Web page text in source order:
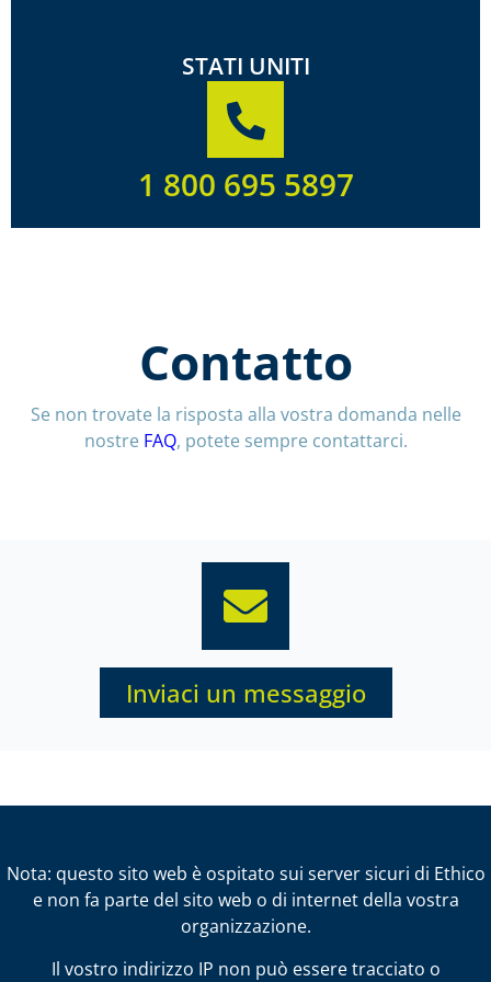
STATI UNITI
1 800 695 5897
Contatto
Se non trovate la risposta alla vostra domanda nelle
nostre FAQ, potete sempre contattarci.
Inviaci un messaggio
Nota: questo sito web è ospitato sui server sicuri di Ethico
e non fa parte del sito web o di internet della vostra
organizzazione.
Il vostro indirizzo IP non può essere tracciato o